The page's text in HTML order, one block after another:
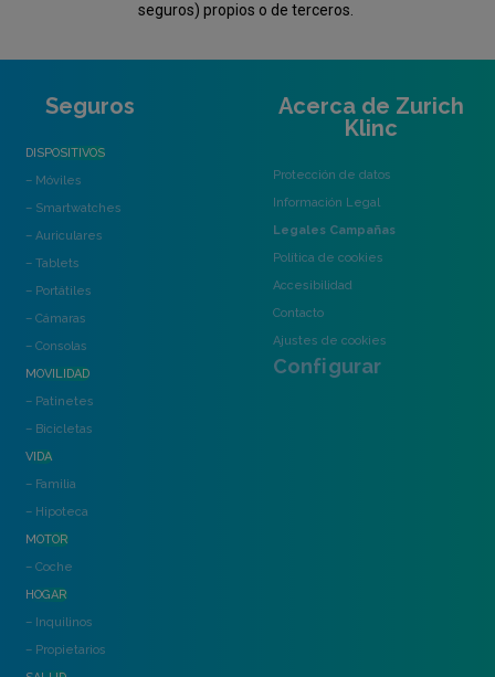
seguros) propios o de terceros.
Seguros
DISPOSITIVOS
– Móviles
– Smartwatches
– Auriculares
– Tablets
– Portátiles
– Cámaras
– Consolas
MOVILIDAD
– Patinetes
– Bicicletas
VIDA
– Familia
– Hipoteca
MOTOR
– Coche
HOGAR
– Inquilinos
– Propietarios
Acerca de Zurich
Klinc
Protección de datos
Información Legal
Legales Campañas
Política de cookies
Accesibilidad
Contacto
Ajustes de cookies
Configurar